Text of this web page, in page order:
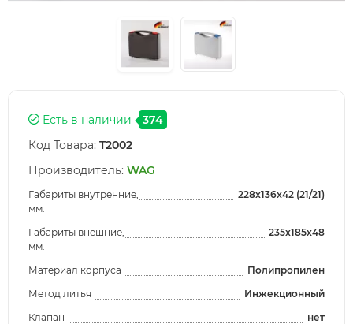
Есть в наличии
374
Код Товара: T2002
Производитель: WAG
Габариты внутренние,
мм.
228x136x42 (21/21)
Габариты внешние,
мм.
235x185x48
Материал корпуса
Полипропилен
Метод литья
Инжекционный
Клапан
нет